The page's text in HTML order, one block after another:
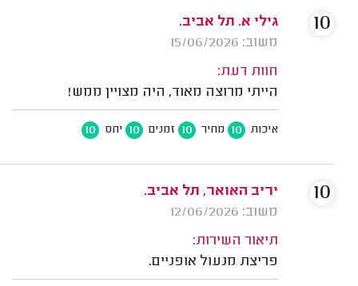
גילי א. תל אביב.
משוב: 15/06/2026
חוות דעת:
הייתי מרוצה מאוד, היה מצויין ממש!
איכות 10 מחיר 10 זמנים 10 יחס 10
10
יריב האואר, תל אביב.
משוב: 12/06/2026
תיאור השירות:
פריצת מנעול אופניים.
10